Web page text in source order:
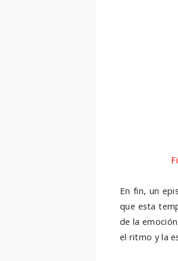
En fin, un
que esta
de la
el ritmo y la